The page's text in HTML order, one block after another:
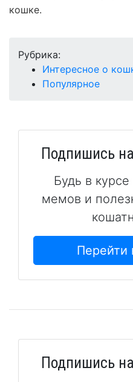
кошке.
Рубрика:
Интересное о
Популярное
Подпишись
Будь в
мемов и
Перейти
Подпишись